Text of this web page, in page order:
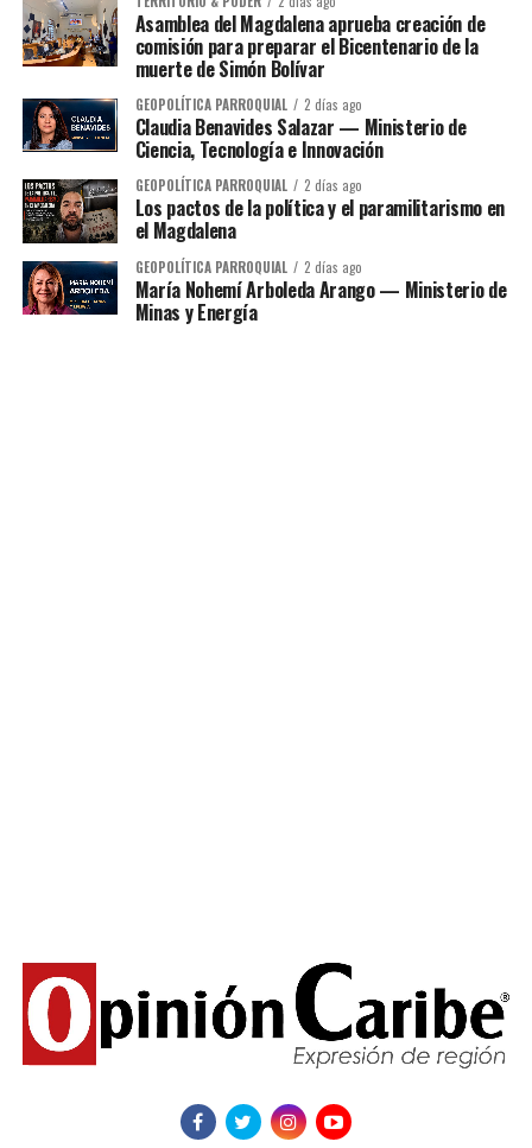
Asamblea del Magdalena aprueba creación de
comisión para preparar el Bicentenario de la
muerte de Simón Bolívar
GEOPOLÍTICA PARROQUIAL 2 días ago
Claudia Benavides Salazar — Ministerio de
Ciencia, Tecnología e Innovación
GEOPOLÍTICA PARROQUIAL 2 días ago
Los pactos de la política y el paramilitarismo en
el Magdalena
GEOPOLÍTICA PARROQUIAL 2 días ago
María Nohemí Arboleda Arango — Ministerio de
Minas y Energía